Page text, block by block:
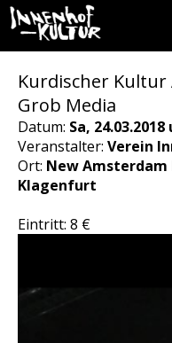
Kurdischer Kultur
Grob Media
Datum: Sa, 24.03.2018
Veranstalter: Verein
Ort: New Amsterdam
Klagenfurt
Eintritt: 8 €